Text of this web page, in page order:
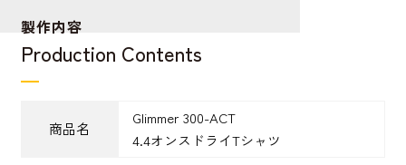
製作内容
Production Contents
商品名
Glimmer 300-ACT
4.4オンスドライTシャツ